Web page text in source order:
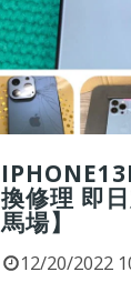
換修理 即
馬場】
12/20/2022